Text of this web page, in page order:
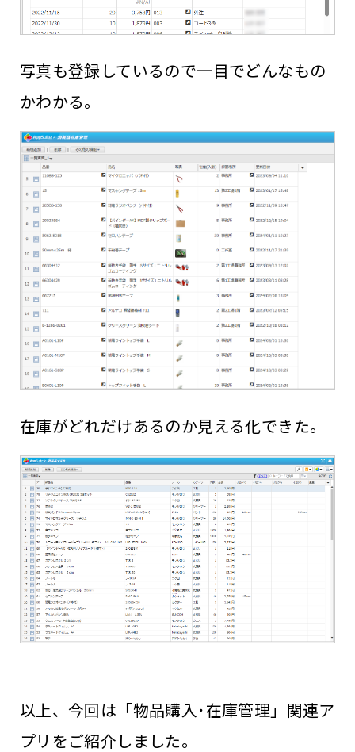
写真も登録しているので一目でどんなもの
かわかる。
在庫がどれだけあるのか見える化できた。
以上、今回は「物品購入･在庫管理」関連ア
プリをご紹介しました。